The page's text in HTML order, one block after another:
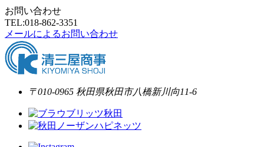
お問い合わせ
TEL:018-862-3351
メールによるお問い合わせ
〒010-0965 秋田県秋田市八橋新川向11-6